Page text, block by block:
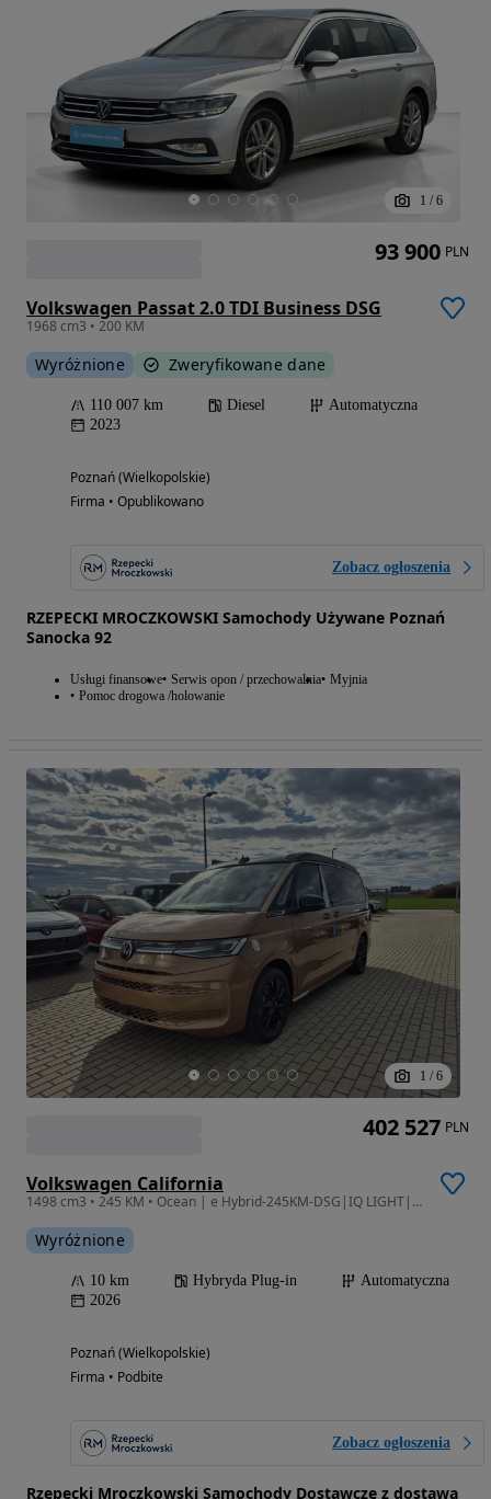
1 / 6
Volkswagen Passat 2.0 TDI Business DSG
1968 cm3 • 200 KM
Wyróżnione Zweryfikowane dane
110 007 km Diesel
Automatyczna
2023
Poznań (Wielkopolskie)
Firma • Opublikowano
Zobacz ogłoszenia
RZEPECKI MROCZKOWSKI Samochody Używane Poznań
Sanocka 92
Usługi finansowe Serwis opon / przechowalnia Myjnia
Pomoc drogowa /holowanie
93 900 PLN
1 / 6
Volkswagen California
1498 cm3 • 245 KM • Ocean | e Hybrid-245KM-DSG|IQ LIGHT|ACC||2026r
Wyróżnione
10 km Hybryda Plug-in
Automatyczna
2026
Poznań (Wielkopolskie)
Firma • Podbite
Zobacz ogłoszenia
Rzepecki Mroczkowski Samochody Dostawcze z dostawą
402 527 PLN